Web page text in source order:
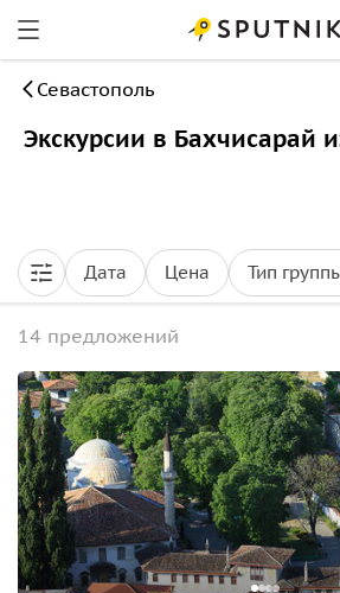
Севастополь
Экскурсии в Бахчисарай
Дата Цена Тип
14 предложений